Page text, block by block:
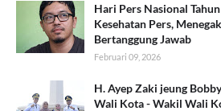
Hari Pers Nasional
Kesehatan Pers,
Bertanggung Jawab
Februari 09, 2026
H. Ayep Zaki jeung
Wali Kota - Wakil Wali